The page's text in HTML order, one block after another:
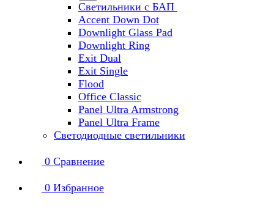
Светильники с БАП
Accent Down Dot
Downlight Glass Pad
Downlight Ring
Exit Dual
Exit Single
Flood
Office Classic
Panel Ultra Armstrong
Panel Ultra Frame
Светодиодные светильники
0 Сравнение
0 Избранное